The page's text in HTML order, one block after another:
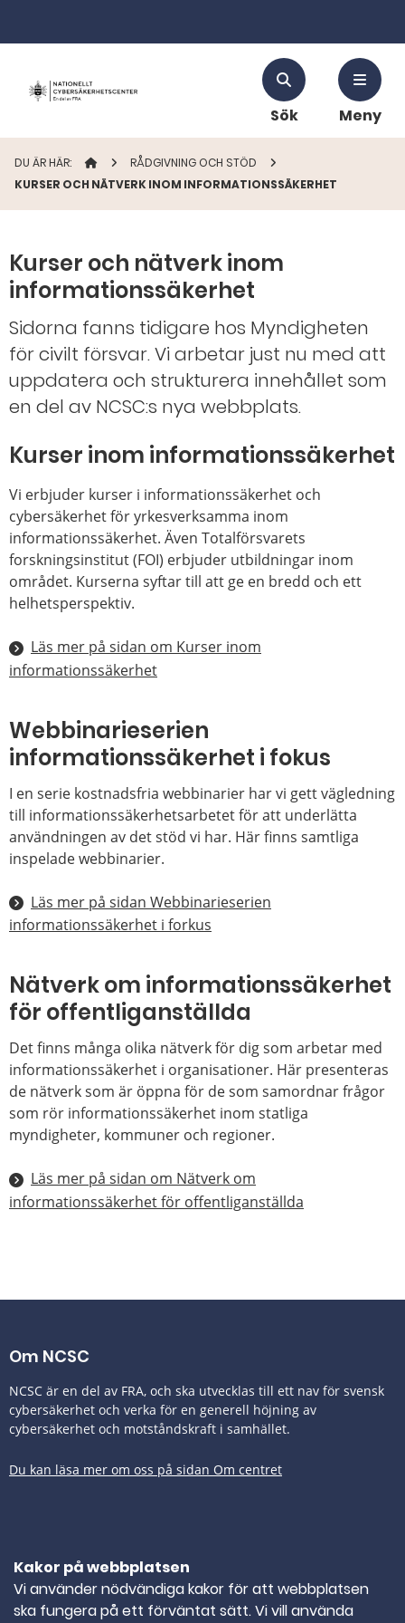
Sök Meny
DU ÄR HÄR: STARTSIDANRÅDGIVNING OCH STÖD
KURSER OCH NÄTVERK INOM INFORMATIONSSÄKERHET
Kurser och nätverk inom
informationssäkerhet
Sidorna fanns tidigare hos Myndigheten
för civilt försvar. Vi arbetar just nu med att
uppdatera och strukturera innehållet som
en del av NCSC:s nya webbplats.
Kurser inom informationssäkerhet
Vi erbjuder kurser i informationssäkerhet och
cybersäkerhet för yrkesverksamma inom
informationssäkerhet. Även Totalförsvarets
forskningsinstitut (FOI) erbjuder utbildningar inom
området. Kurserna syftar till att ge en bredd och ett
helhetsperspektiv.
Läs mer på sidan om Kurser inom
informationssäkerhet
Webbinarieserien
informationssäkerhet i fokus
I en serie kostnadsfria webbinarier har vi gett vägledning
till informationssäkerhetsarbetet för att underlätta
användningen av det stöd vi har. Här finns samtliga
inspelade webbinarier.
Läs mer på sidan Webbinarieserien
informationssäkerhet i forkus
Nätverk om informationssäkerhet
för offentliganställda
Det finns många olika nätverk för dig som arbetar med
informationssäkerhet i organisationer. Här presenteras
de nätverk som är öppna för de som samordnar frågor
som rör informationssäkerhet inom statliga
myndigheter, kommuner och regioner.
Läs mer på sidan om Nätverk om
informationssäkerhet för offentliganställda
Om NCSC
NCSC är en del av FRA, och ska utvecklas till ett nav för svensk
cybersäkerhet och verka för en generell höjning av
cybersäkerhet och motståndskraft i samhället.
Du kan läsa mer om oss på sidan Om centret
Kontakta oss
TELEFONNUMMER
Kakor på webbplatsen
Vi använder nödvändiga kakor för att webbplatsen
ska fungera på ett förväntat sätt. Vi vill använda